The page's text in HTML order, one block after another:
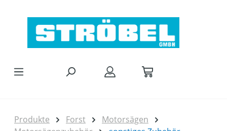
Produkte Forst
Motorsägen